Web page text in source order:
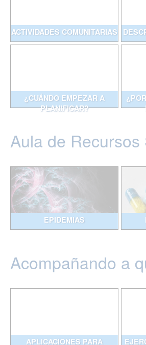
ACTIVIDADES COMUNITARIAS
¿CUÁNDO EMPEZAR A
PLANIFICAR?
Aula de
EPIDEMIAS
Acompañando a
APLICACIONES PARA